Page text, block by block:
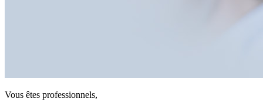
Vous êtes professionnels,